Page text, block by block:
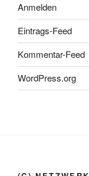
Anmelden
Eintrags-Feed
Kommentar-Feed
WordPress.org